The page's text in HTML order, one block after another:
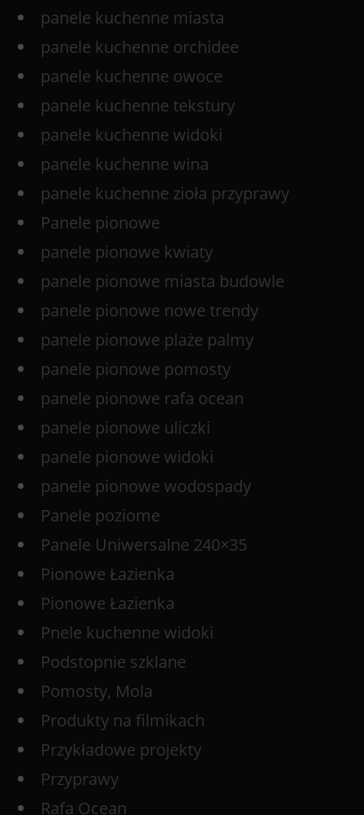
panele kuchenne miasta
panele kuchenne orchidee
panele kuchenne owoce
panele kuchenne tekstury
panele kuchenne widoki
panele kuchenne wina
panele kuchenne zioła przyprawy
Panele pionowe
panele pionowe kwiaty
panele pionowe miasta budowle
panele pionowe nowe trendy
panele pionowe plaże palmy
panele pionowe pomosty
panele pionowe rafa ocean
panele pionowe uliczki
panele pionowe widoki
panele pionowe wodospady
Panele poziome
Panele Uniwersalne 240×35
Pionowe Łazienka
Pionowe Łazienka
Pnele kuchenne widoki
Podstopnie szklane
Pomosty, Mola
Produkty na filmikach
Przykładowe projekty
Przyprawy
Rafa Ocean